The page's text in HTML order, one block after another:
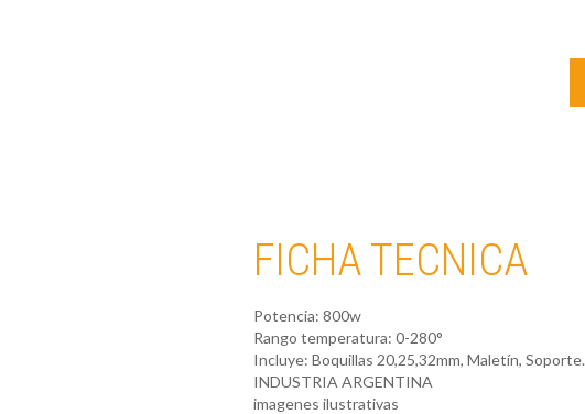
FICHA TECNICA
Potencia: 800w
Rango temperatura: 0-280°
Incluye: Boquillas 20,25,32mm, Maletín, Soporte.
INDUSTRIA ARGENTINA
imagenes ilustrativas